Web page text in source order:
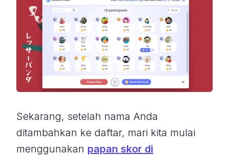
Sekarang, setelah nama Anda
ditambahkan ke daftar, mari kita mulai
menggunakan papan skor di